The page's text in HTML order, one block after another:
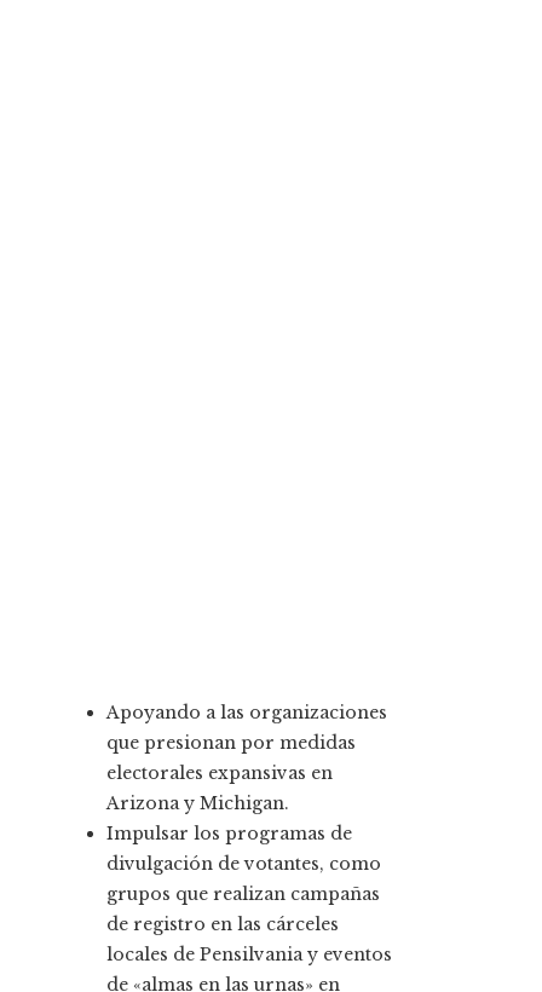
Apoyando a las organizaciones
que presionan por medidas
electorales expansivas en
Arizona y Michigan.
Impulsar los programas de
divulgación de votantes, como
grupos que realizan campañas
de registro en las cárceles
locales de Pensilvania y eventos
de «almas en las urnas» en